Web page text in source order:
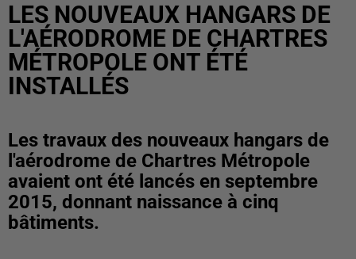
LES NOUVEAUX HANGARS DE
L'AÉRODROME DE CHARTRES
MÉTROPOLE ONT ÉTÉ
INSTALLÉS
Les travaux des nouveaux hangars de
l'aérodrome de Chartres Métropole
avaient ont été lancés en septembre
2015, donnant naissance à cinq
bâtiments.